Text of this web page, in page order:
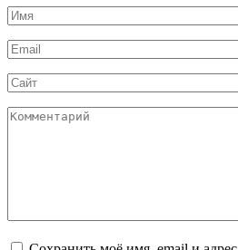
Имя
*
Email
*
Сайт
Комментарий